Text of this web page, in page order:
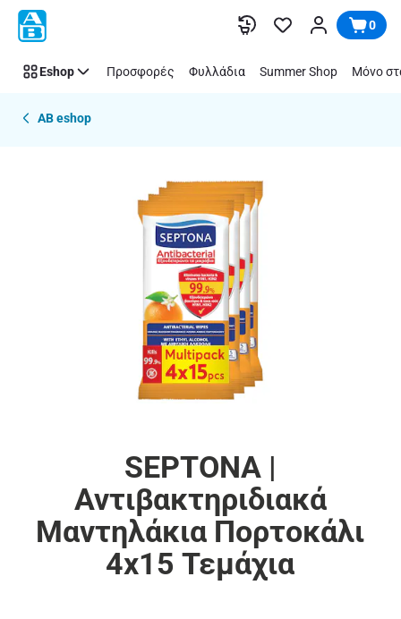
Παράλειψη 0
Eshop Προσφορές Φυλλάδια Summer Shop Μόνο
AB eshop
SEPTONA |
Αντιβακτηριδιακά
Μαντηλάκια Πορτοκάλι
4x15 Τεμάχια